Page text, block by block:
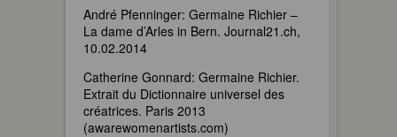
André Pfenninger: Germaine Richier –
La dame d’Arles in Bern. Journal21.ch,
10.02.2014
Catherine Gonnard: Germaine Richier.
Extrait du Dictionnaire universel des
créatrices. Paris 2013
(awarewomenartists.com)